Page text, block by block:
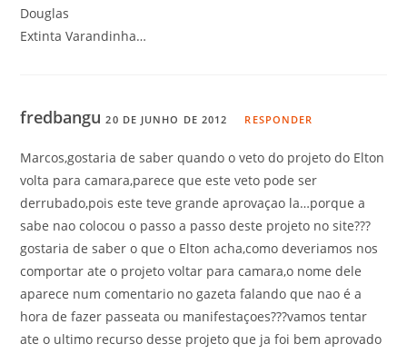
Douglas
Extinta Varandinha…
fredbangu20 DE JUNHO DE 2012 RESPONDER
Marcos,gostaria de saber quando o veto do projeto do Elton
volta para camara,parece que este veto pode ser
derrubado,pois este teve grande aprovaçao la…porque a
sabe nao colocou o passo a passo deste projeto no site???
gostaria de saber o que o Elton acha,como deveriamos nos
comportar ate o projeto voltar para camara,o nome dele
aparece num comentario no gazeta falando que nao é a
hora de fazer passeata ou manifestaçoes???vamos tentar
ate o ultimo recurso desse projeto que ja foi bem aprovado